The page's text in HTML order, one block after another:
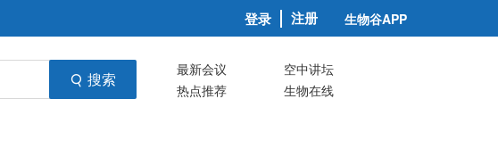
登录 注册 生物谷APP
搜索 最新会议
空中讲坛
热点推荐
生物在线